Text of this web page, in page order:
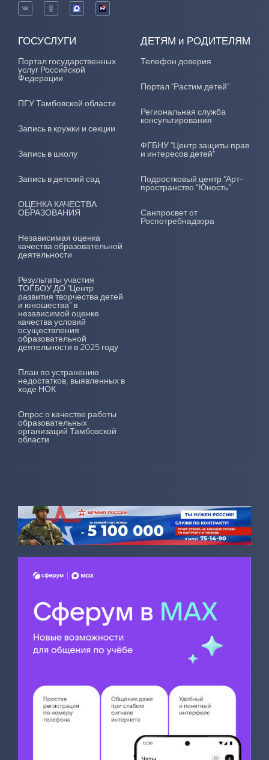
ГОСУСЛУГИ
Портал государственных
услуг Российской
Федерации
ПГУ Тамбовской области
Запись в кружки и секции
Запись в школу
Запись в детский сад
ОЦЕНКА КАЧЕСТВА
ОБРАЗОВАНИЯ
Независимая оценка
качества образовательной
деятельности
Результаты участия
ТОГБОУ ДО "Центр
развития творчества детей
и юношества" в
независимой оценке
качества условий
осуществления
образовательной
деятельности в 2025 году
План по устранению
недостатков, выявленных в
ходе НОК
Опрос о качестве работы
образовательных
организаций Тамбовской
области
ДЕТЯМ и РОДИТЕЛЯМ
Телефон доверия
Портал "Растим детей"
Региональная служба
консультирования
ФГБНУ "Центр защиты прав
и интересов детей"
Подростковый центр "Арт-
пространство "Юность"
Санпросвет от
Роспотребнадзора